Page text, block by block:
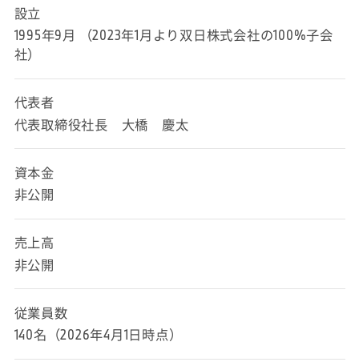
設立
1995年9月 （2023年1月より双日株式会社の100%子会
社）
代表者
代表取締役社長 大橋 慶太
資本金
非公開
売上高
非公開
従業員数
140名（2026年4月1日時点）